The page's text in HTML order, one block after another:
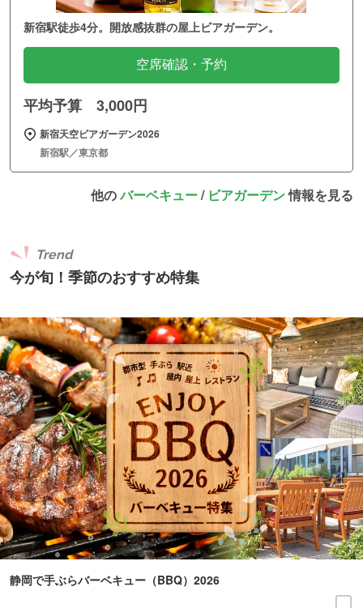
新宿駅徒歩4分。開放感抜群の屋上ビアガーデン。
空席確認・予約
平均予算 3,000円
新宿天空ビアガーデン2026
新宿駅／東京都
他のバーベキュー/ ビアガーデン情報を見る
今が旬！季節のおすすめ特集
Trend
静岡で手ぶらバーベキュー（BBQ）2026